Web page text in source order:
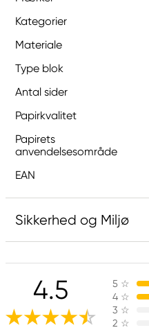
Kategorier
Materiale
Type blok
Antal sider
Papirkvalitet
Papirets
anvendelsesområde
EAN
Sikkerhed og Miljø
Ansvarlig EU
Canson
FILA S.p.A Via XXV
Aprile 5
4.5 5 ☆
4 ☆
3 ☆
2 ☆